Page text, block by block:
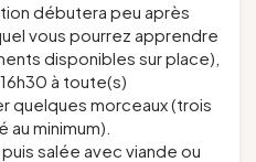
débutera peu après
vous pourrez apprendre
disponibles sur place),
à toute(s)
quelques morceaux (trois
au minimum).
salée avec viande ou